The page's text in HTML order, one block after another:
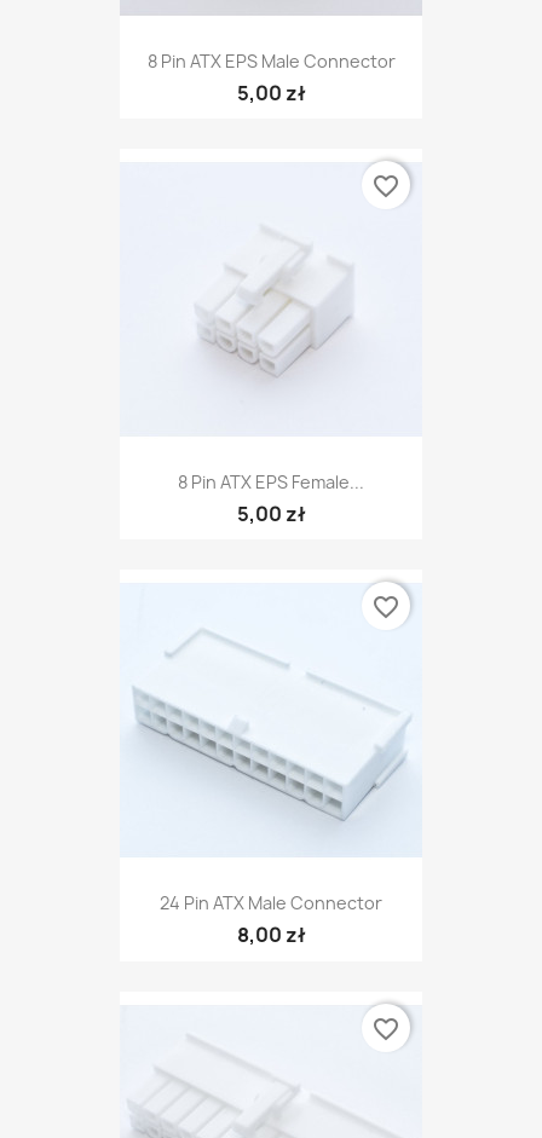
8 Pin ATX EPS Male Connector
5,00 zł
8 Pin ATX EPS Female...
5,00 zł
favorite_border
24 Pin ATX Male Connector
8,00 zł
favorite_border
favorite_border